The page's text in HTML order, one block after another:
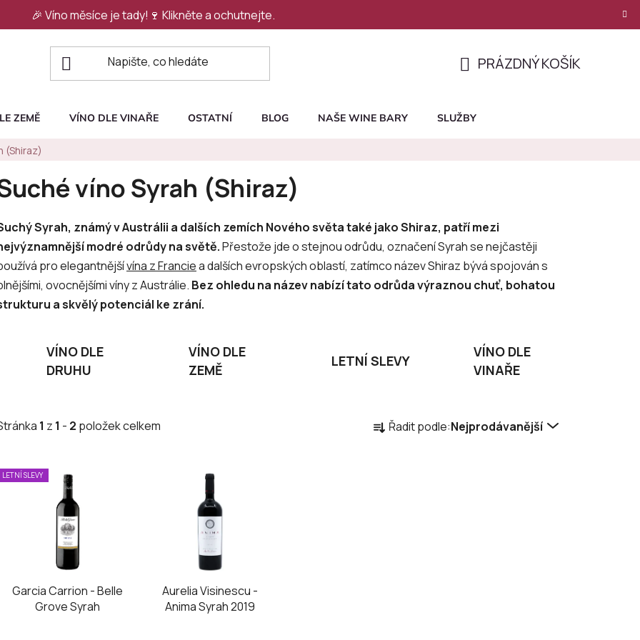
🎉 Víno měsíce je tady!🍷 Klikněte a ochutnejte.
KOŠÍK
PRÁZDNÝ KOŠÍK
ZEMĚ VÍNO DLE VINAŘE OSTATNÍ BLOG NAŠE WINE BARY SLUŽBY
(Shiraz)
víno Syrah (Shiraz)
Syrah, známý v Austrálii a dalších zemích Nového světa také jako Shiraz, patří mezi
modré odrůdy na světě.Přestože jde o stejnou odrůdu, označení Syrah se nejčastěji
pro elegantnějšívína z Franciea dalších evropských oblastí, zatímco název Shiraz bývá spojován s
ovocnějšími víny z Austrálie. Bez ohledu na název nabízí tato odrůda výraznou chuť, bohatou
a skvělý potenciál ke zrání.
VÍNO DLE
DRUHU
VÍNO DLE
ZEMĚ
LETNÍ SLEVY
VÍNO DLE
VINAŘE
1 z 1 - 2 položek celkem a Řadit podle:Nejprodávanější
LETNÍ SLEVY
Garcia Carrion - Belle
Grove Syrah
Aurelia Visinescu -
Anima Syrah 2019